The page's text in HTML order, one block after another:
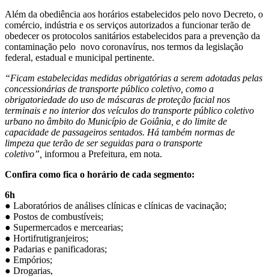
Além da obediência aos horários estabelecidos pelo novo Decreto, o
comércio, indústria e os serviços autorizados a funcionar terão de
obedecer os protocolos sanitários estabelecidos para a prevenção da
contaminação pelo novo coronavírus, nos termos da legislação
federal, estadual e municipal pertinente.
“Ficam estabelecidas medidas obrigatórias a serem adotadas pelas
concessionárias de transporte público coletivo, como a
obrigatoriedade do uso de máscaras de proteção facial nos
terminais e no interior dos veículos do transporte público coletivo
urbano no âmbito do Município de Goiânia, e do limite de
capacidade de passageiros sentados. Há também normas de
limpeza que terão de ser seguidas para o transporte
coletivo”, informou a Prefeitura, em nota.
Confira como fica o horário de cada segmento:
6h
● Laboratórios de análises clínicas e clínicas de vacinação;
● Postos de combustíveis;
● Supermercados e mercearias;
● Hortifrutigranjeiros;
● Padarias e panificadoras;
● Empórios;
● Drogarias,